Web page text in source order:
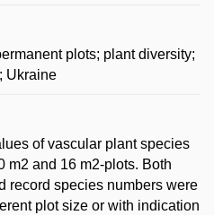
plots; plant diversity;
Ukraine
of vascular plant species
m2 and 16 m2-plots. Both
record species numbers were
plot size or with indication